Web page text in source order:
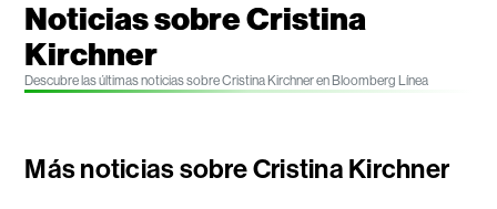
Noticias sobre Cristina
Kirchner
Descubre las últimas noticias sobre Cristina Kirchner en Bloomberg Línea
Más noticias sobre Cristina Kirchner